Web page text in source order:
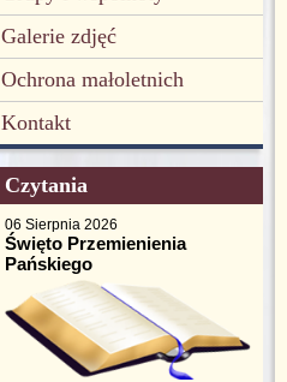
Galerie zdjęć
Ochrona małoletnich
Kontakt
Czytania
06 Sierpnia 2026
Święto Przemienienia
Pańskiego